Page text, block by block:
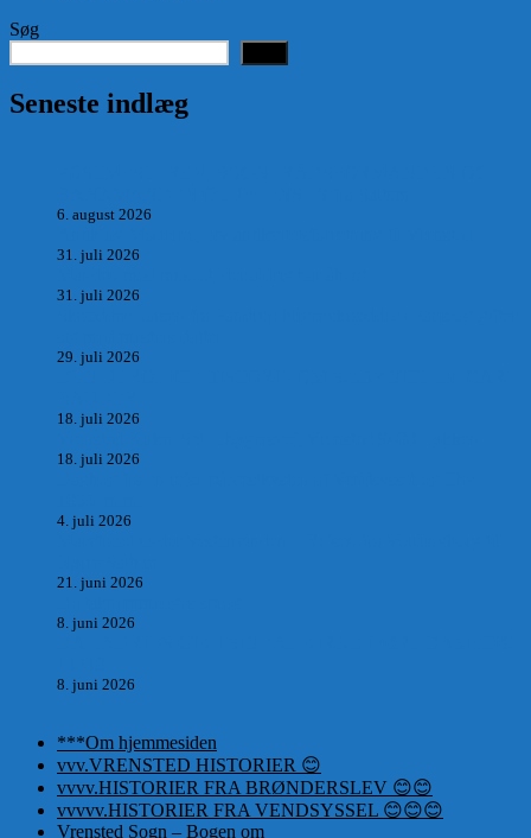
Søg
Seneste indlæg
6. august 2026
31. juli 2026
31. juli 2026
29. juli 2026
18. juli 2026
18. juli 2026
4. juli 2026
21. juni 2026
8. juni 2026
8. juni 2026
***Om hjemmesiden
vvv.VRENSTED HISTORIER 😊
vvvv.HISTORIER FRA BRØNDERSLEV 😊😊
vvvvv.HISTORIER FRA VENDSYSSEL 😊😊😊
Vrensted Sogn – Bogen om